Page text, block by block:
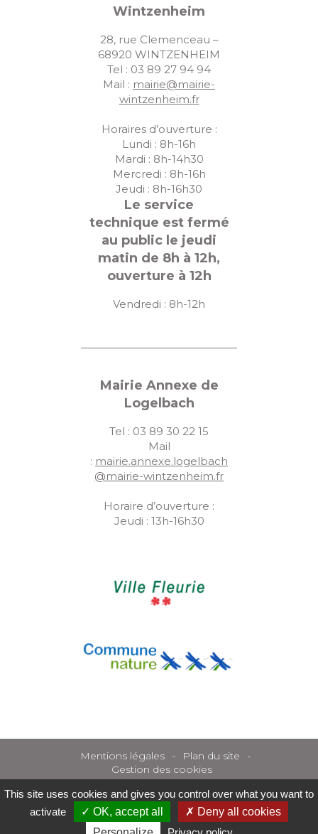
Wintzenheim
28, rue Clemenceau –
68920 WINTZENHEIM
Tel : 03 89 27 94 94
Mail : mairie@mairie-
wintzenheim.fr
Horaires d’ouverture :
Lundi : 8h-16h
Mardi : 8h-14h30
Mercredi : 8h-16h
Jeudi : 8h-16h30
Le service
technique est fermé
au public le jeudi
matin de 8h à 12h,
ouverture à 12h
Vendredi : 8h-12h
Mairie Annexe de
Logelbach
Tel : 03 89 30 22 15
Mail
: mairie.annexe.logelbach
@mairie-wintzenheim.fr
Horaire d’ouverture :
Jeudi : 13h-16h30
Mentions légales
Plan du site
Gestion des cookies
This site uses cookies and gives you control over what you want to
activate
OK, accept all
Deny all cookies